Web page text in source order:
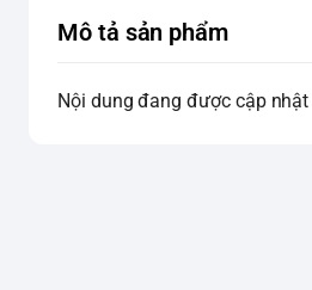
Mô tả sản phẩm
Nội dung đang được cập nhật